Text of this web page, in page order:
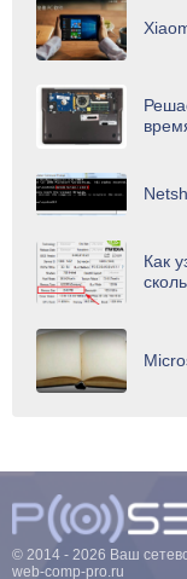
Как
© 2014 - 2026 Ваш
web-comp-pro.ru